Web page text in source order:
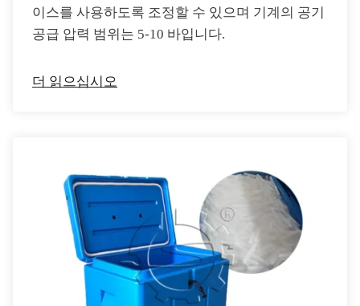
이스를 사용하도록 조정할 수 있으며 기계의 공기
공급 압력 범위는 5-10 바입니다.
더 읽으십시오